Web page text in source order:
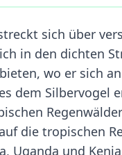
sich über
in den dichten
wo er sich
dem Silbervogel
die tropischen
Uganda und